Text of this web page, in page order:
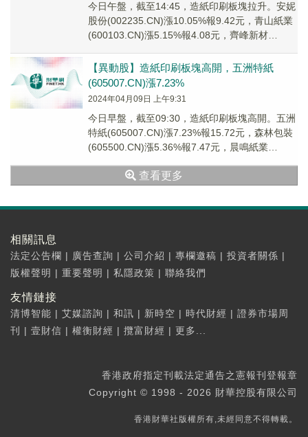
今日午盤，截至14:45，造紙印刷板塊拉升。安妮
股份(002235.CN)漲10.05%報9.42元，青山紙業
(600103.CN)漲5.15%報4.08元，齊峰新材
【異動股】造紙印刷板塊高開，五洲特紙
(605007.CN)漲7.23%
2024年04月09日 上午9:31
今日早盤，截至09:30，造紙印刷板塊高開。五洲
特紙(605007.CN)漲7.23%報15.72元，森林包裝
(605500.CN)漲5.36%報7.47元，晨鳴紙業
查看更多
相關訊息
法定公告欄 | 廣告查詢 | 公司介紹 | 專欄邀稿 | 投資者關係 |
版權聲明 | 重要聲明 | 私隱政策 | 聯絡我們
友情鏈接
清博智能 | 艾媒諮詢 | 和訊 | 新時空 | 時代財經 | 證券市場周
刊
| 壹財信 | 權衡財經 | 攬富財經 | 更多...
香港政府指定刊載法定通告之憲報刊登報章
Copyright © 1998 - 2026 財華控股有限公司
香港財華社版權所有,未經同意不得轉載。